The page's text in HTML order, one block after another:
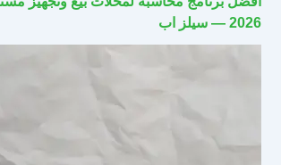
2026 — سيلز اب